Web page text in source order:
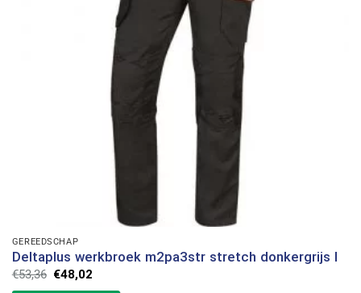
GEREEDSCHAP
Deltaplus werkbroek m2pa3str stretch donkergrijs l
€53,36 Oorspronkelijke
prijs
€48,02